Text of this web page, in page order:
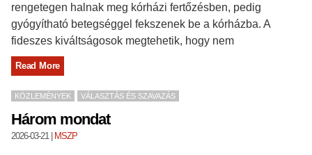
rengetegen halnak meg kórházi fertőzésben, pedig
gyógyítható betegséggel fekszenek be a kórházba. A
fideszes kiváltságosok megtehetik, hogy nem
Read More
KÖZLEMÉNYEK VÁLASZTÁS ÉS SZAVAZÁS
Három mondat
2026-03-21| MSZP